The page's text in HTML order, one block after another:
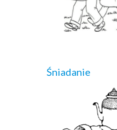
Śniadanie